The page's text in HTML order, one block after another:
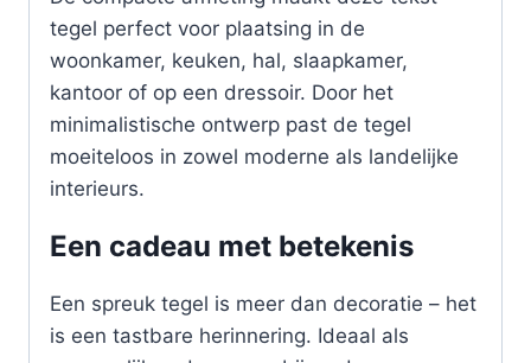
tegel perfect voor plaatsing in de
woonkamer, keuken, hal, slaapkamer,
kantoor of op een dressoir. Door het
minimalistische ontwerp past de tegel
moeiteloos in zowel moderne als landelijke
interieurs.
Een cadeau met betekenis
Een spreuk tegel is meer dan decoratie – het
is een tastbare herinnering. Ideaal als